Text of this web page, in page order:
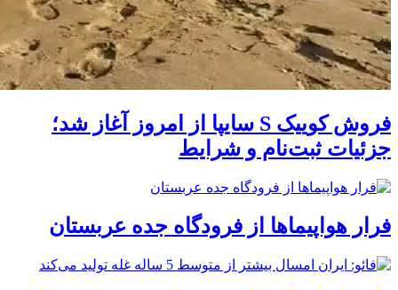
فروش کوییک S سایپا از امروز آغاز شد؛
جزئیات ثبت‌نام و شرایط
فرار هواپیماها از فرودگاه جده عربستان